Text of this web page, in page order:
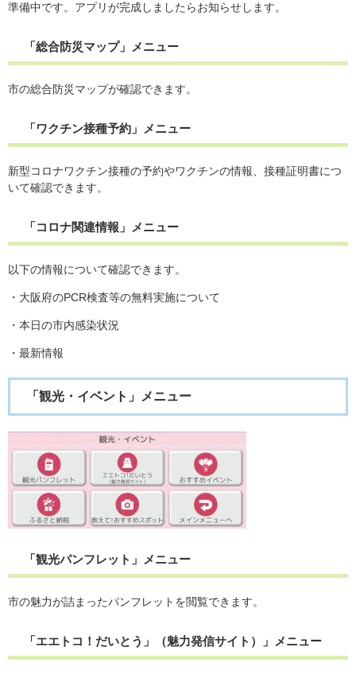
準備中です。アプリが完成しましたらお知らせします。
「総合防災マップ」メニュー
市の総合防災マップが確認できます。
「ワクチン接種予約」メニュー
新型コロナワクチン接種の予約やワクチンの情報、接種証明書につ
いて確認できます。
「コロナ関連情報」メニュー
以下の情報について確認できます。
・大阪府のPCR検査等の無料実施について
・本日の市内感染状況
・最新情報
「観光・イベント」メニュー
「観光パンフレット」メニュー
市の魅力が詰まったパンフレットを閲覧できます。
「エエトコ！だいとう」（魅力発信サイト）」メニュー